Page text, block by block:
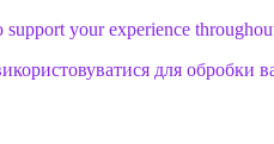
your experience
для